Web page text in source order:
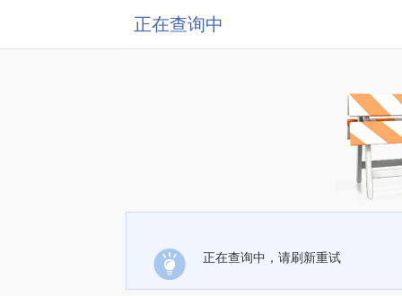
正在查询中
正在查询中，请刷新重试